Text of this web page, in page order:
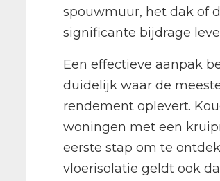
spouwmuur, het dak of
significante bijdrage
Een effectieve aanpak
duidelijk waar de
rendement oplevert.
woningen met een
eerste stap om te
vloerisolatie geldt ook